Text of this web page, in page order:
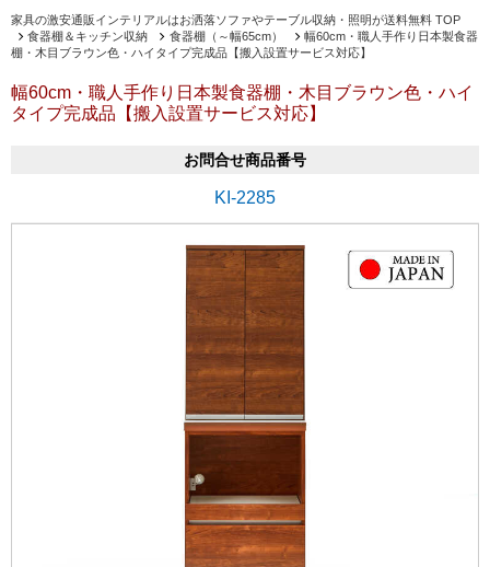
家具の激安通販インテリアルはお洒落ソファやテーブル収納・照明が送料無料 TOP
食器棚＆キッチン収納
食器棚（～幅65cm）
幅60cm・職人手作り日本製食器
棚・木目ブラウン色・ハイタイプ完成品【搬入設置サービス対応】
幅60cm・職人手作り日本製食器棚・木目ブラウン色・ハイ
タイプ完成品【搬入設置サービス対応】
お問合せ商品番号
KI-2285